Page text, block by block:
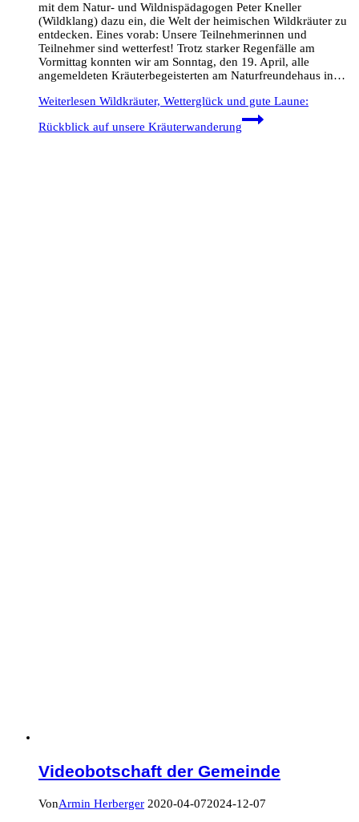
mit dem Natur- und Wildnispädagogen Peter Kneller
(Wildklang) dazu ein, die Welt der heimischen Wildkräuter zu
entdecken. Eines vorab: Unsere Teilnehmerinnen und
Teilnehmer sind wetterfest! Trotz starker Regenfälle am
Vormittag konnten wir am Sonntag, den 19. April, alle
angemeldeten Kräuterbegeisterten am Naturfreundehaus in…
Weiterlesen Wildkräuter, Wetterglück und gute Laune:
Rückblick auf unsere Kräuterwanderung
Videobotschaft der Gemeinde
VonArmin Herberger 2020-04-072024-12-07